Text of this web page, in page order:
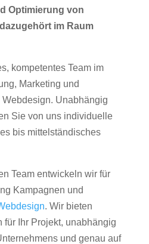
Optimierung von
im Raum
kompetentes Team im
Marketing und
Webdesign. Unabhängig
Sie von uns individuelle
bis mittelständisches
Team entwickeln wir für
Kampagnen und
. Wir bieten
Ihr Projekt, unabhängig
und genau auf